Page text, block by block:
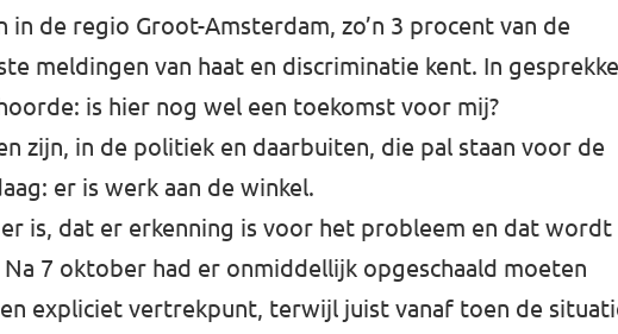
de regio Groot-Amsterdam, zo’n 3 procent van de
meldingen van haat en discriminatie kent. In
is hier nog wel een toekomst voor mij?
zijn, in de politiek en daarbuiten, die pal staan voor de
er is werk aan de winkel.
is, dat er erkenning is voor het probleem en dat wordt
7 oktober had er onmiddellijk opgeschaald moeten
expliciet vertrekpunt, terwijl juist vanaf toen de